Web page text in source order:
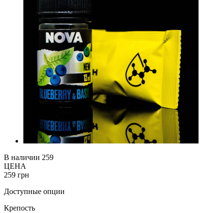
В наличии 259
ЦЕНА
259 грн
Доступные опции
Крепость